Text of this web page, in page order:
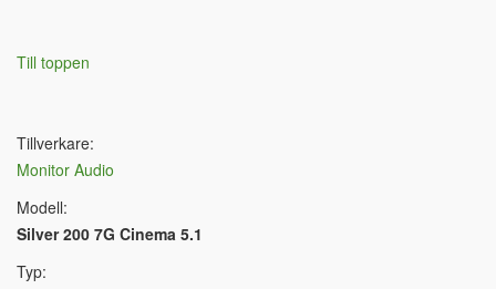
Till toppen
Tillverkare:
Monitor Audio
Modell:
Silver 200 7G Cinema 5.1
Typ: